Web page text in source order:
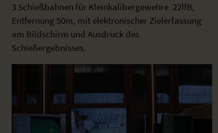
3 Schießbahnen für Kleinkalibergewehre .22lfB,
Entfernung 50m, mit elektronischer Zielerfassung
am Bildschirm und Ausdruck des
Schießergebnisses.